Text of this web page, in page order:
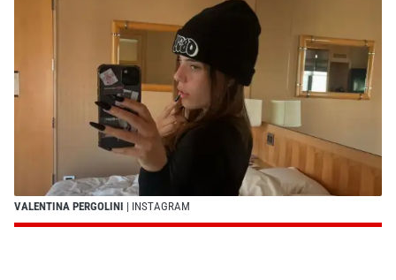
VALENTINA PERGOLINI | INSTAGRAM